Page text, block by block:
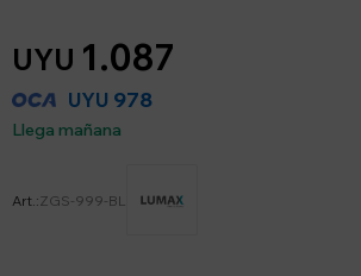
UYU 1.087
UYU 978
Llega mañana
ZGS-999-BL